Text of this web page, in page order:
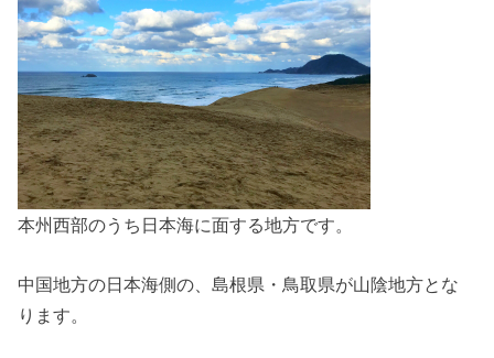
本州西部のうち日本海に面する地方です。
中国地方の日本海側の、島根県・鳥取県が山陰地方とな
ります。